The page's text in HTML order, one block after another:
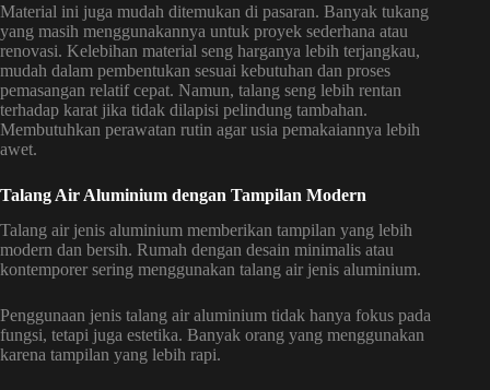
Material ini juga mudah ditemukan di pasaran. Banyak tukang
yang masih menggunakannya untuk proyek sederhana atau
renovasi. Kelebihan material seng harganya lebih terjangkau,
mudah dalam pembentukan sesuai kebutuhan dan proses
pemasangan relatif cepat. Namun, talang seng lebih rentan
terhadap karat jika tidak dilapisi pelindung tambahan.
Membutuhkan perawatan rutin agar usia pemakaiannya lebih
awet.
Talang Air Aluminium dengan Tampilan Modern
Talang air jenis aluminium memberikan tampilan yang lebih
modern dan bersih. Rumah dengan desain minimalis atau
kontemporer sering menggunakan talang air jenis aluminium.
Penggunaan jenis talang air aluminium tidak hanya fokus pada
fungsi, tetapi juga estetika. Banyak orang yang menggunakan
karena tampilan yang lebih rapi.